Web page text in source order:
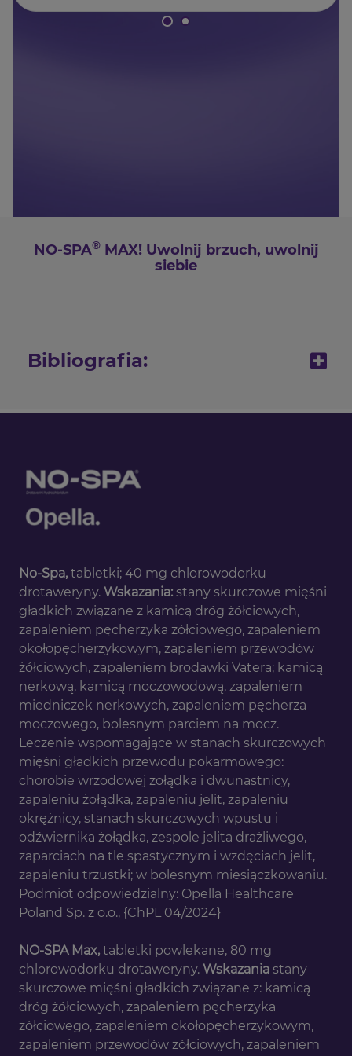
NO-SPA®MAX! Uwolnij brzuch, uwolnij
siebie
Bibliografia:
leczenie drotaweryną u pacjentów z
powszechnymi dolegliwościami ze strony
jamy brzusznej oraz skuteczność leczenia
obserwacyjne, retrospektywne badanie
przekrojowe z wykorzystaniem danych z
praktyki rzeczywistej. Terapia 2022 nr
11(418)
No-Spa, tabletki; 40 mg chlorowodorku
drotaweryny. Wskazania: stany skurczowe mięśni
gładkich związane z kamicą dróg żółciowych,
zapaleniem pęcherzyka żółciowego, zapaleniem
okołopęcherzykowym, zapaleniem przewodów
żółciowych, zapaleniem brodawki Vatera; kamicą
nerkową, kamicą moczowodową, zapaleniem
miedniczek nerkowych, zapaleniem pęcherza
moczowego, bolesnym parciem na mocz.
Leczenie wspomagające w stanach skurczowych
mięśni gładkich przewodu pokarmowego:
chorobie wrzodowej żołądka i dwunastnicy,
zapaleniu żołądka, zapaleniu jelit, zapaleniu
okrężnicy, stanach skurczowych wpustu i
odźwiernika żołądka, zespole jelita drażliwego,
zaparciach na tle spastycznym i wzdęciach jelit,
zapaleniu trzustki; w bolesnym miesiączkowaniu.
Podmiot odpowiedzialny: Opella Healthcare
Poland Sp. z o.o., {ChPL 04/2024}
NO-SPA Max, tabletki powlekane, 80 mg
chlorowodorku drotaweryny. Wskazania stany
skurczowe mięśni gładkich związane z: kamicą
dróg żółciowych, zapaleniem pęcherzyka
żółciowego, zapaleniem okołopęcherzykowym,
zapaleniem przewodów żółciowych, zapaleniem